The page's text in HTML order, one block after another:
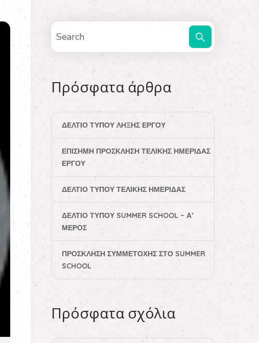
Πρόσφατα άρθρα
ΔΕΛΤΊΟ ΤΎΠΟΥ ΛΉΞΗΣ ΈΡΓΟΥ
ΕΠΊΣΗΜΗ ΠΡΌΣΚΛΗΣΗ ΤΕΛΙΚΉΣ ΗΜΕΡΊΔΑΣ
ΈΡΓΟΥ
ΔΕΛΤΊΟ ΤΎΠΟΥ ΤΕΛΙΚΉΣ ΗΜΕΡΊΔΑΣ
ΔΕΛΤΊΟ ΤΎΠΟΥ SUMMER SCHOOL – Α’
ΜΈΡΟΣ
ΠΡΌΣΚΛΗΣΗ ΣΥΜΜΕΤΟΧΉΣ ΣΤΟ SUMMER
SCHOOL
Πρόσφατα σχόλια